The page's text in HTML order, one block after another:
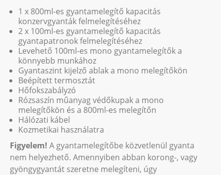
1 x 800ml-es gyantamelegítő kapacitás
konzervgyanták felmelegítéséhez
2 x 100ml-es gyantamelegítő kapacitás
gyantapatronok felmelegítéséhez
Levehető 100ml-es mono gyantamelegítők a
könnyebb munkához
Gyantaszint kijelző ablak a mono melegítőkön
Beépített termosztát
Hőfokszabályzó
Rózsaszín műanyag védőkupak a mono
melegítőkön és a 800ml-es melegítőn
Hálózati kábel
Kozmetikai használatra
Figyelem! A gyantamelegítőbe közvetlenül gyanta
nem helyezhető. Amennyiben abban korong-, vagy
gyöngygyantát szeretne melegíteni, úgy